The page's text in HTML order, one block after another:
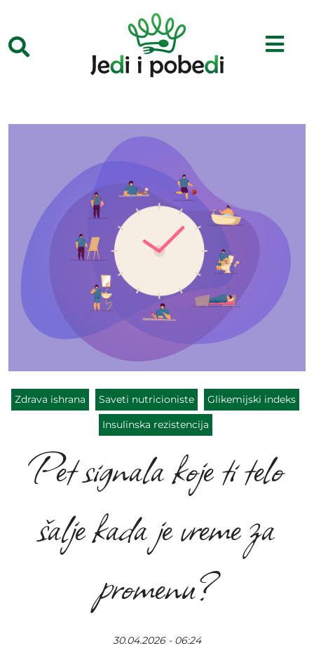
Zdrava ishrana Saveti nutricioniste
Glikemijski indeks
Insulinska rezistencija
Pet signala koje ti telo
šalje kada je vreme za
promenu?
30.04.2026 - 06:24